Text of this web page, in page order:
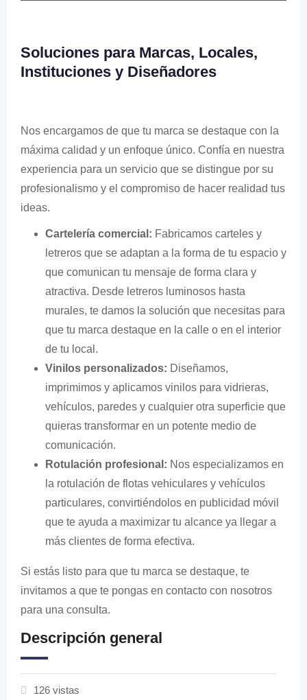
Soluciones para Marcas, Locales,
Instituciones y Diseñadores
Nos encargamos de que tu marca se destaque con la
máxima calidad y un enfoque único. Confía en nuestra
experiencia para un servicio que se distingue por su
profesionalismo y el compromiso de hacer realidad tus
ideas.
Cartelería comercial: Fabricamos carteles y
letreros que se adaptan a la forma de tu espacio y
que comunican tu mensaje de forma clara y
atractiva. Desde letreros luminosos hasta
murales, te damos la solución que necesitas para
que tu marca destaque en la calle o en el interior
de tu local.
Vinilos personalizados: Diseñamos,
imprimimos y aplicamos vinilos para vidrieras,
vehículos, paredes y cualquier otra superficie que
quieras transformar en un potente medio de
comunicación.
Rotulación profesional: Nos especializamos en
la rotulación de flotas vehiculares y vehículos
particulares, convirtiéndolos en publicidad móvil
que te ayuda a maximizar tu alcance ya llegar a
más clientes de forma efectiva.
Si estás listo para que tu marca se destaque, te
invitamos a que te pongas en contacto con nosotros
para una consulta.
Descripción general
126 vistas